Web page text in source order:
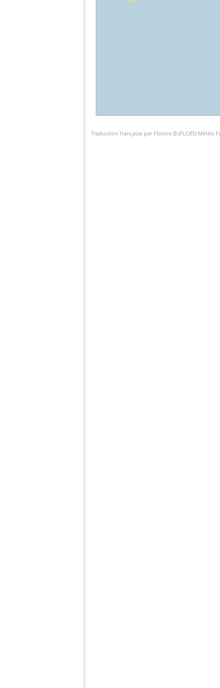
Traduction française par Florent.B (FLC85) Météo